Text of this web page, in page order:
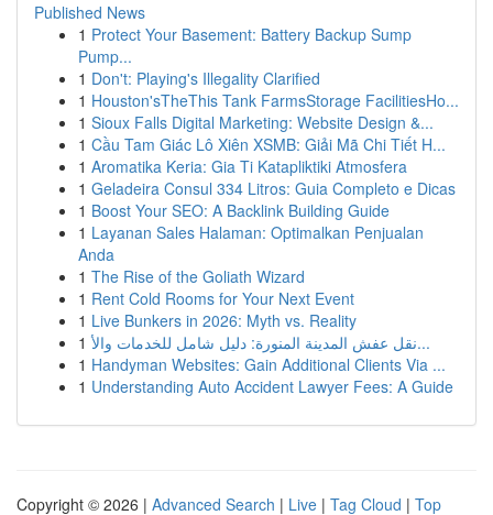
Published News
1 Protect Your Basement: Battery Backup Sump
Pump...
1 Don't: Playing's Illegality Clarified
1 Houston'sTheThis Tank FarmsStorage FacilitiesHo...
1 Sioux Falls Digital Marketing: Website Design &...
1 Cầu Tam Giác Lô Xiên XSMB: Giải Mã Chi Tiết H...
1 Aromatika Keria: Gia Ti Katapliktiki Atmosfera
1 Geladeira Consul 334 Litros: Guia Completo e Dicas
1 Boost Your SEO: A Backlink Building Guide
1 Layanan Sales Halaman: Optimalkan Penjualan
Anda
1 The Rise of the Goliath Wizard
1 Rent Cold Rooms for Your Next Event
1 Live Bunkers in 2026: Myth vs. Reality
1
نقل عفش المدينة المنورة: دليل شامل للخدمات والأ...
1 Handyman Websites: Gain Additional Clients Via ...
1 Understanding Auto Accident Lawyer Fees: A Guide
Copyright © 2026 | Advanced Search | Live | Tag Cloud | Top